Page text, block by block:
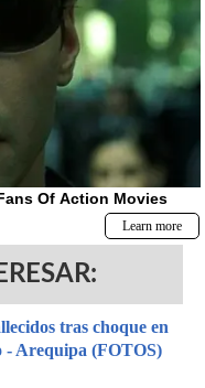
tras choque en
- Arequipa (FOTOS)